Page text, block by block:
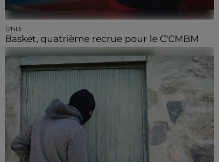
12h13
Basket, quatrième recrue pour le C'CMBM